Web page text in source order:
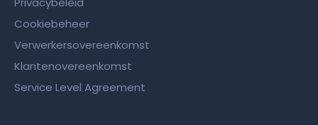
Cookiebeheer
Verwerkersovereenkomst
Klantenovereenkomst
Service Level Agreement